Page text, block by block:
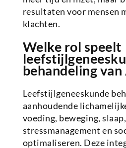
resultaten voor mensen
klachten.
Welke rol speelt
behandeling van
Leefstijlgeneeskunde
aanhoudende
voeding, beweging, slaap,
stressmanagement en
optimaliseren. Deze